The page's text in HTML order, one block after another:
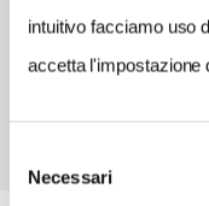
intuitivo facciamo uso
accetta l'impostazione
delNecessari
NUMERO CAMERE